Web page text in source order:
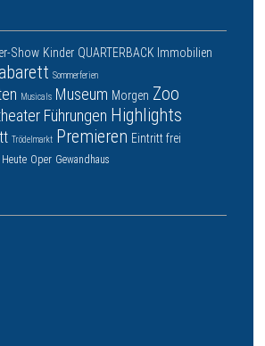
Show Kinder QUARTERBACK Immobilien
Sommerferien
Musicals Museum Morgen Zoo
Führungen Highlights
Trödelmarkt Premieren Eintritt frei
Heute Oper Gewandhaus